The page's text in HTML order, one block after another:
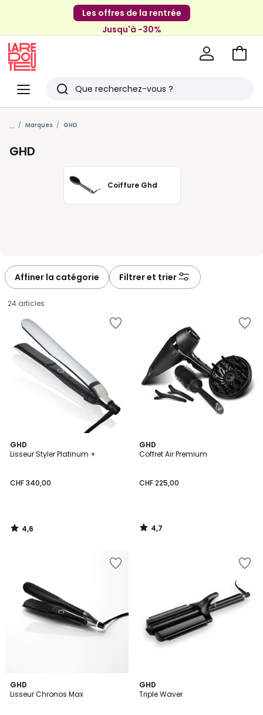
Les offres de la rentrée
Jusqu'à -30%
Menu
Redoute
Rechercher
Derniers
articles
Aller
... Marques GHD
GHD
Coiffure Ghd
Affiner la catégorie Filtrer et trier
24 articles
GHD
Lisseur Styler Platinum +
340,00.
CHF 340,00
4,6
/ 5
4,6
/
GHD
Coffret Air Premium
CHF 225,00
4,7
/ 5
4,7
/
GHD
Lisseur Chronos Max
4,8
/ 5
GHD
Triple Waver
4
/